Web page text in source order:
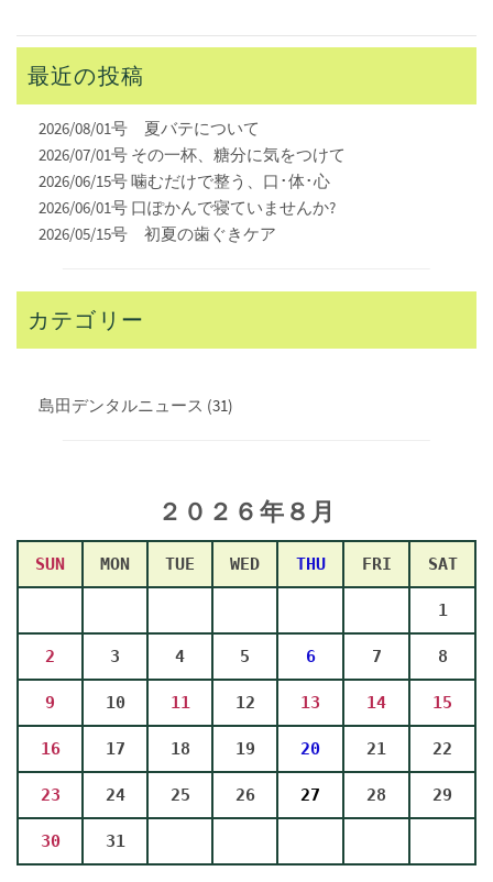
最近の投稿
2026/08/01号 夏バテについて
2026/07/01号 その一杯、糖分に気をつけて
2026/06/15号 噛むだけで整う、口･体･心
2026/06/01号 口ぽかんで寝ていませんか?
2026/05/15号 初夏の歯ぐきケア
カテゴリー
島田デンタルニュース (31)
２０２６年８ 月
SUN MON TUE WED THU FRI SAT
1
2 3 4 5 6 7 8
9 10 11 12 13 14 15
16 17 18 19 20 21 22
23 24 25 26 27 28 29
30 31